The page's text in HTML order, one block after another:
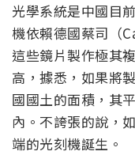
光學系統是中國目
機依賴德國蔡司（
這些鏡片製作極其
高，據悉，如果將
國國土的面積，其
內。不誇張的說，
端的光刻機誕生。